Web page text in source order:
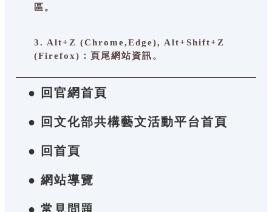
區。
3. Alt+Z (Chrome,Edge), Alt+Shift+Z
(Firefox)：頁尾網站資訊。
● 回官網首頁
● 回文化部共構藝文活動平台首頁
● 回首頁
● 網站導覽
● 常見問題